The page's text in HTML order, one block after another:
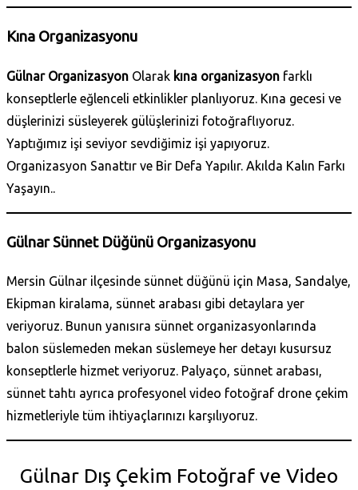
Kına Organizasyonu
Gülnar Organizasyon Olarak kına organizasyon farklı
konseptlerle eğlenceli etkinlikler planlıyoruz. Kına gecesi ve
düşlerinizi süsleyerek gülüşlerinizi fotoğraflıyoruz.
Yaptığımız işi seviyor sevdiğimiz işi yapıyoruz.
Organizasyon Sanattır ve Bir Defa Yapılır. Akılda Kalın Farkı
Yaşayın..
Gülnar Sünnet Düğünü Organizasyonu
Mersin Gülnar ilçesinde sünnet düğünü için Masa, Sandalye,
Ekipman kiralama, sünnet arabası gibi detaylara yer
veriyoruz. Bunun yanısıra sünnet organizasyonlarında
balon süslemeden mekan süslemeye her detayı kusursuz
konseptlerle hizmet veriyoruz. Palyaço, sünnet arabası,
sünnet tahtı ayrıca profesyonel video fotoğraf drone çekim
hizmetleriyle tüm ihtiyaçlarınızı karşılıyoruz.
Gülnar Dış Çekim Fotoğraf ve Video